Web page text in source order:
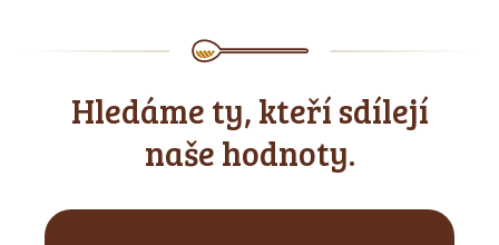
Hledáme ty, kteří sdílejí
naše hodnoty.